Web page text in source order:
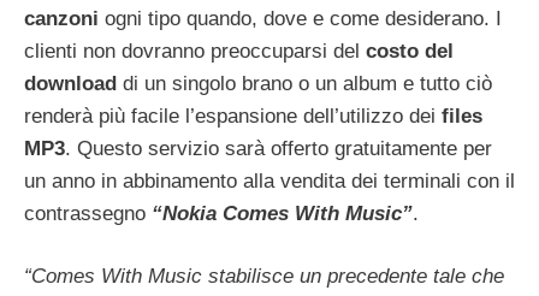
canzoni ogni tipo quando, dove e come desiderano. I
clienti non dovranno preoccuparsi del costo del
download di un singolo brano o un album e tutto ciò
renderà più facile l’espansione dell’utilizzo dei files
MP3. Questo servizio sarà offerto gratuitamente per
un anno in abbinamento alla vendita dei terminali con il
contrassegno “Nokia Comes With Music”.
“Comes With Music stabilisce un precedente tale che